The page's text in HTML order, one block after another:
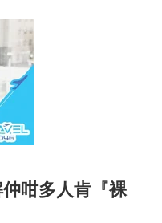
咁多人肯『裸